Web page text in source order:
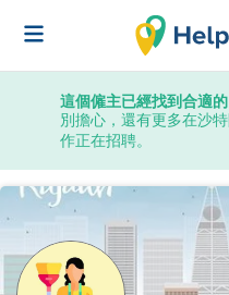
這個僱主已經找到合適
別擔心，還有更多在沙
作正在招聘。